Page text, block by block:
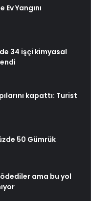
Ev Yangını
34 işçi kimyasal
kapattı: Turist
50 Gümrük
ama bu yol